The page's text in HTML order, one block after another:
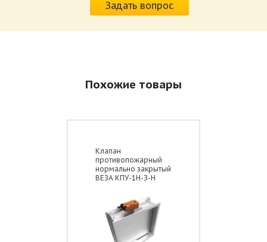
Размер: 259.6 КбЗадать вопрос
Похожие товары
Клапан
противопожарный
нормально закрытый
ВЕЗА КПУ-1Н-З-Н